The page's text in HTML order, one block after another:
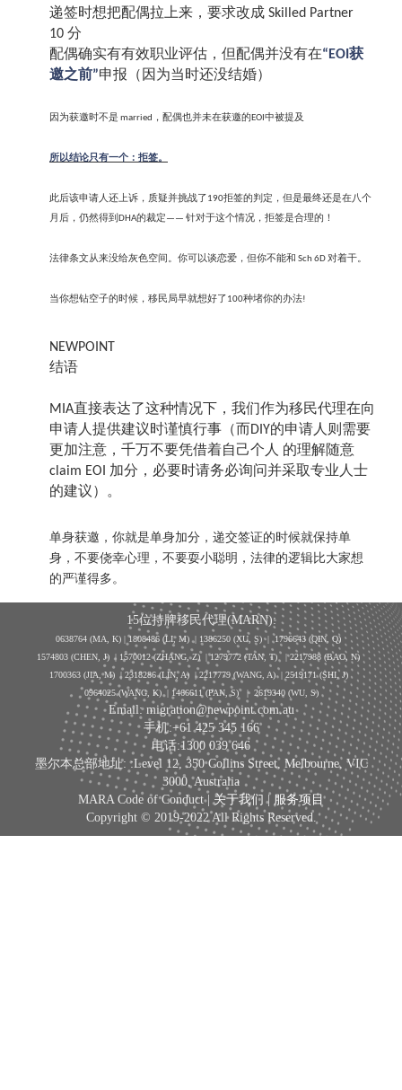
递签时想把配偶拉上来，要求改成 Skilled Partner
10 分
配偶确实有有效职业评估，但配偶并没有在“EOI 获
邀之前”申报（因为当时还没结婚）
因为获邀时不是 married ，配偶也并未在获邀的EOI 中被提及
所以结论只有一个：拒签。
此后该申请人还上诉，质疑并挑战了190拒签的判定，但是最终还是在八个
月后，仍然得到DHA的裁定—— 针对于这个情况，拒签是合理的！
法律条文从来没给灰色空间。你可以谈恋爱，但你不能和 Sch 6D 对着干。
当你想钻空子的时候，移民局早就想好了100种堵你的办法!
NEWPOINT
结语
MIA直接表达了这种情况下，我们作为移民代理在向
申请人提供建议时谨慎行事（而DIY的申请人则需要
更加注意，千万不要凭借着自己个人 的理解随意
claim EOI 加分，必要时请务必询问并采取专业人士
的建议）。
单身获邀，你就是单身加分，递交签证的时候就保持单
身，不要侥幸心理，不要耍小聪明，法律的逻辑比大家想
的严谨得多。
15位持牌移民代理(MARN):
0638764 (MA, K) |1808486 (LI, M) | 1386250 (XU, S)| 1796643 (QIN, Q)
1574803 (CHEN, J) | 1570012 (ZHANG, Z) | 1279772 (TAN, T) | 2217988 (BAO, N)
1700363 (JIA, M) | 2318286 (LIN, A) | 2217779 (WANG, A) | 2519171 (SHI, J)
0964025 (WANG, K) | 1466611 (PAN, S)| 2619340 (WU, S)
Email: migration@newpoint.com.au
手机:+61 425 345 166
电话:1300 039 646
墨尔本总部地址: :Level 12, 350 Collins Street, Melbourne, VIC
3000, Australia
MARA Code of Conduct |关于我们 | 服务项目
Copyright © 2019-2022 All Rights Reserved.